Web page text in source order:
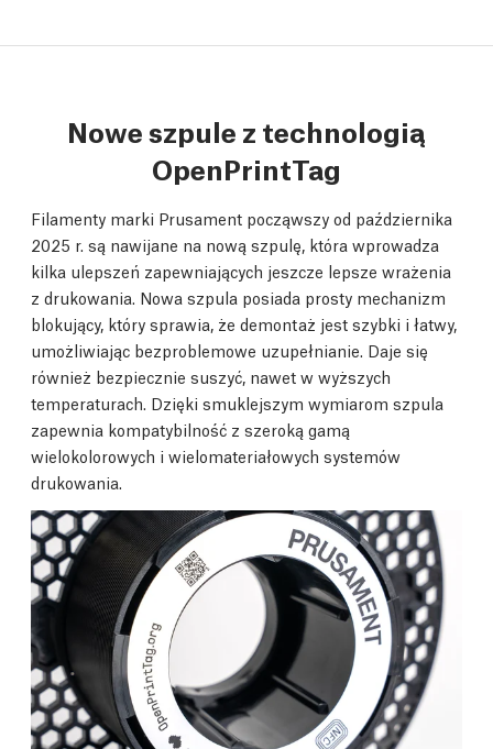
Nowe szpule z technologią
OpenPrintTag
Filamenty marki Prusament począwszy od października
2025 r. są nawijane na nową szpulę, która wprowadza
kilka ulepszeń zapewniających jeszcze lepsze wrażenia
z drukowania. Nowa szpula posiada prosty mechanizm
blokujący, który sprawia, że demontaż jest szybki i łatwy,
umożliwiając bezproblemowe uzupełnianie. Daje się
również bezpiecznie suszyć, nawet w wyższych
temperaturach. Dzięki smuklejszym wymiarom szpula
zapewnia kompatybilność z szeroką gamą
wielokolorowych i wielomateriałowych systemów
drukowania.